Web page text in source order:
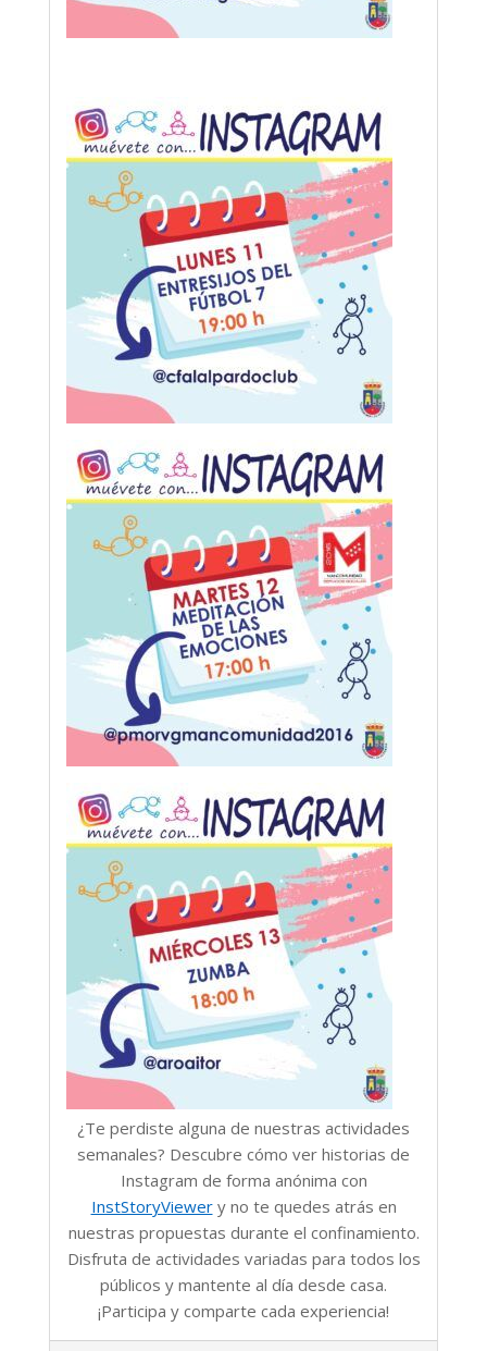
¿Te perdiste alguna de nuestras actividades
semanales? Descubre cómo ver historias de
Instagram de forma anónima con
InstStoryViewery no te quedes atrás en
nuestras propuestas durante el confinamiento.
Disfruta de actividades variadas para todos los
públicos y mantente al día desde casa.
¡Participa y comparte cada experiencia!